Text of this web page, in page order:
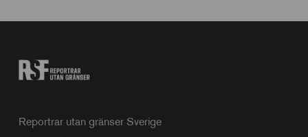
Reportrar utan gränser Sverige